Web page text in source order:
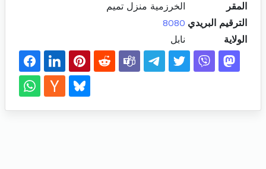
المقر
الخرزمية منزل تميم
الترقيم البريدي 8080
الولاية
نابل